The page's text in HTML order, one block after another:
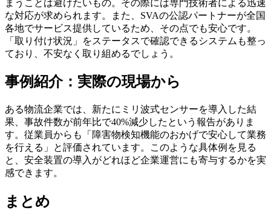
まうことは避けたいもの。その際には専門技術者による迅速
な対応が求められます。また、SVAの公認パートナーが全国
各地でサービス提供しているため、その点でも安心です。
「取り付け状況」をステータスで確認できるシステムも整っ
ており、不安なく取り組めるでしょう。
事例紹介：実際の現場から
ある物流企業では、新たにミリ波式センサーを導入した結
果、事故件数が前年比で40%減少したという報告がありま
す。従業員からも「障害物検知機能のおかげで安心して業務
を行える」と評価されています。このような具体例を見る
と、安全装置の導入がどれほど企業運営にも寄与するかを実
感できます。
まとめ